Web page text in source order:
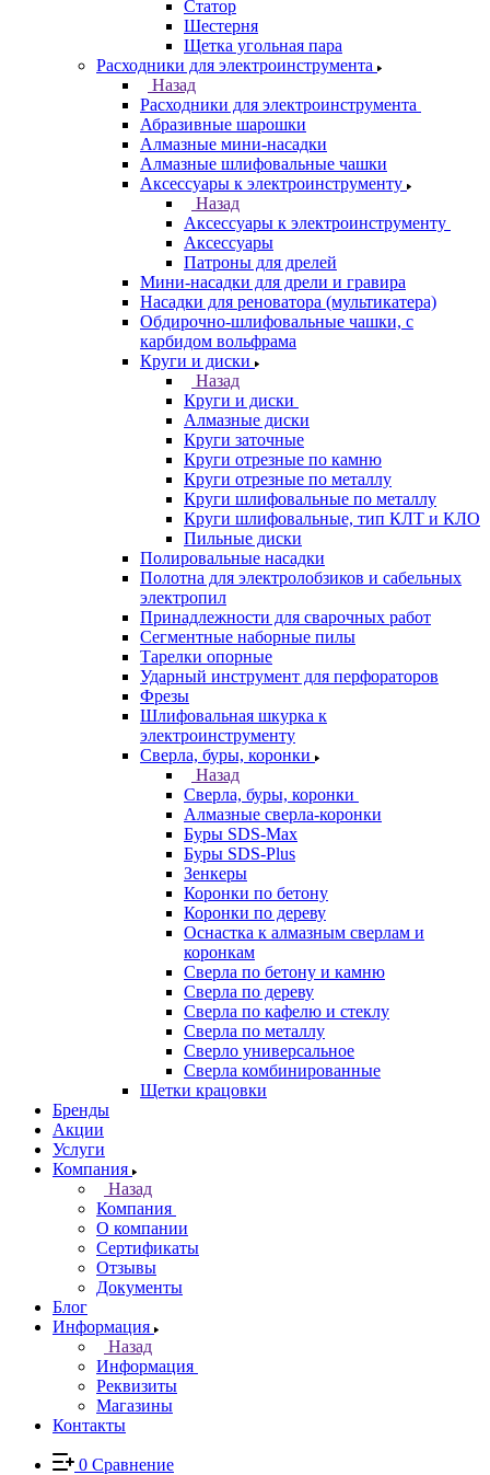
Статор
Шестерня
Щетка угольная пара
Расходники для электроинструмента
Назад
Расходники для электроинструмента
Абразивные шарошки
Алмазные мини-насадки
Алмазные шлифовальные чашки
Аксессуары к электроинструменту
Назад
Аксессуары к электроинструменту
Аксессуары
Патроны для дрелей
Мини-насадки для дрели и гравира
Насадки для реноватора (мультикатера)
Обдирочно-шлифовальные чашки, с
карбидом вольфрама
Круги и диски
Назад
Круги и диски
Алмазные диски
Круги заточные
Круги отрезные по камню
Круги отрезные по металлу
Круги шлифовальные по металлу
Круги шлифовальные, тип КЛТ и КЛО
Пильные диски
Полировальные насадки
Полотна для электролобзиков и сабельных
электропил
Принадлежности для сварочных работ
Сегментные наборные пилы
Тарелки опорные
Ударный инструмент для перфораторов
Фрезы
Шлифовальная шкурка к
электроинструменту
Сверла, буры, коронки
Назад
Сверла, буры, коронки
Алмазные сверла-коронки
Буры SDS-Max
Буры SDS-Plus
Зенкеры
Коронки по бетону
Коронки по дереву
Оснастка к алмазным сверлам и
коронкам
Сверла по бетону и камню
Сверла по дереву
Сверла по кафелю и стеклу
Сверла по металлу
Сверло универсальное
Сверла комбинированные
Щетки крацовки
Бренды
Акции
Услуги
Компания
Назад
Компания
О компании
Сертификаты
Отзывы
Документы
Блог
Информация
Назад
Информация
Реквизиты
Магазины
Контакты
0 Сравнение